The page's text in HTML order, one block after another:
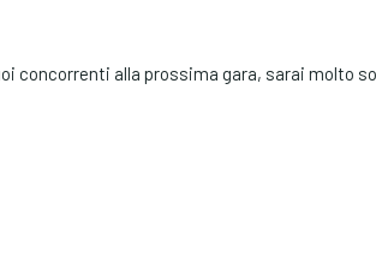
concorrenti alla prossima gara, sarai molto